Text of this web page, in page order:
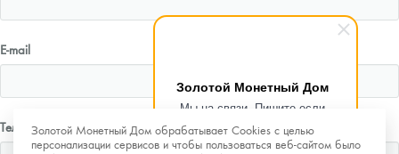
Золотой Монетный Дом
Мы на связи. Пишите если
возникнут любые вопросы.
Рады помочь.
Золотой Монетный Дом обрабатывает Cookies с целью
персонализации сервисов и чтобы пользоваться веб-сайтом было
E-mail
Телефон